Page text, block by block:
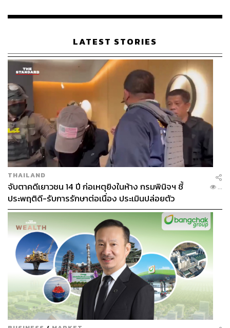
เรือนไทยที่ถูกซุกไว้
LATEST STORIES
THAILAND
จับตาคดีเยาวชน 14 ปี ก่อเหตุยิงในห้าง กรมพินิจฯ ชี้
ประพฤติดี-รับการรักษาต่อเนื่อง ประเมินปล่อยตัว
...